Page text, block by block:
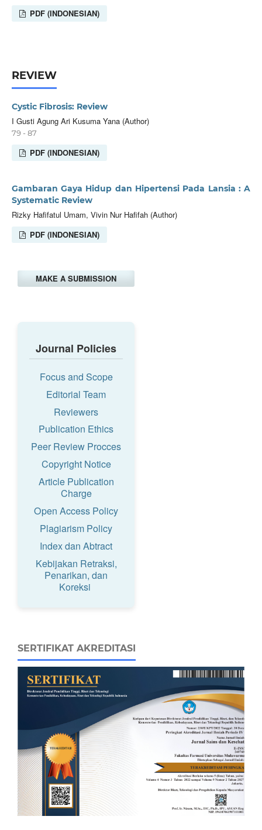
PDF (INDONESIAN)
REVIEW
Cystic Fibrosis: Review
I Gusti Agung Ari Kusuma Yana (Author)
79 - 87
PDF (INDONESIAN)
Gambaran Gaya Hidup dan Hipertensi Pada Lansia : A
Systematic Review
Rizky Hafifatul Umam, Vivin Nur Hafifah (Author)
PDF (INDONESIAN)
MAKE A SUBMISSION
Journal Policies
Focus and Scope
Editorial Team
Reviewers
Publication Ethics
Peer Review Procces
Copyright Notice
Article Publication
Charge
Open Access Policy
Plagiarism Policy
Index dan Abtract
Kebijakan Retraksi,
Penarikan, dan
Koreksi
SERTIFIKAT AKREDITASI